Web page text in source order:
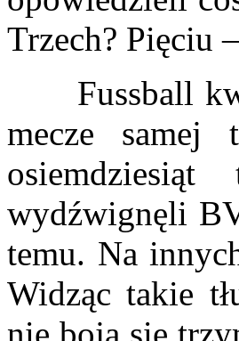
Trzech? Pięciu
Fussball
mecze samej
wydźwignęli
temu. Na
Widząc takie